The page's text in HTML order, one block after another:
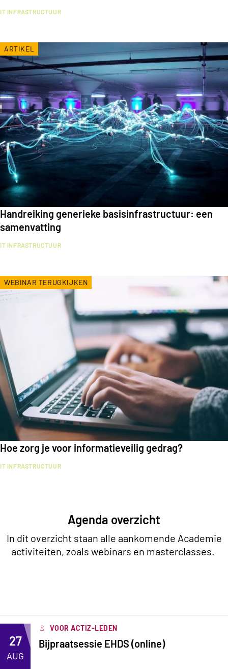
IT INFRASTRUCTUUR
IT INFRASTRUCTUUR
Handreiking generieke basisinfrastructuur: een
samenvatting
ARTIKEL
IT INFRASTRUCTUUR
Hoe zorg je voor informatieveilig gedrag?
WEBINAR TERUGKIJKEN
Agenda overzicht
In dit overzicht staan alle aankomende Academie
activiteiten, zoals webinars en masterclasses.
27
AUG
VOOR ACTIZ-LEDEN
Bijpraatsessie EHDS (online)